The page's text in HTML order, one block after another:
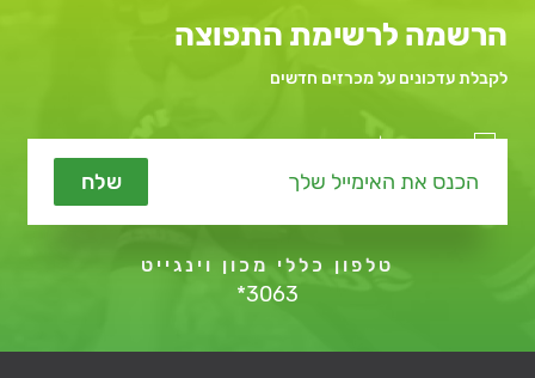
הרשמה לרשימת התפוצה
לקבלת עדכונים על מכרזים חדשים
שלח
מאשר קבלת תכנים שיווקיים
טלפון כללי מכון וינגייט
*3063